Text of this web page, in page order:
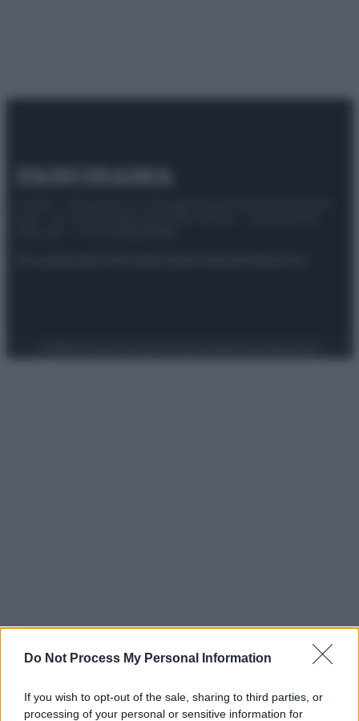
Do Not Process My Personal Information
If you wish to opt-out of the sale, sharing to third parties, or
processing of your personal or sensitive information for